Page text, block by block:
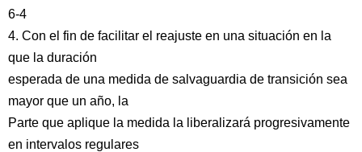
6-4
4. Con el fin de facilitar el reajuste en una situación en la
que la duración
esperada de una medida de salvaguardia de transición sea
mayor que un año, la
Parte que aplique la medida la liberalizará progresivamente
en intervalos regulares